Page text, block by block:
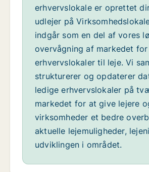
erhvervslokale er oprettet
udlejer på
indgår som en del af vores
overvågning af markedet for
erhvervslokaler til leje. Vi
strukturerer og opdaterer
ledige erhvervslokaler på
markedet for at give lejere
virksomheder et bedre
aktuelle lejemuligheder,
udviklingen i området.